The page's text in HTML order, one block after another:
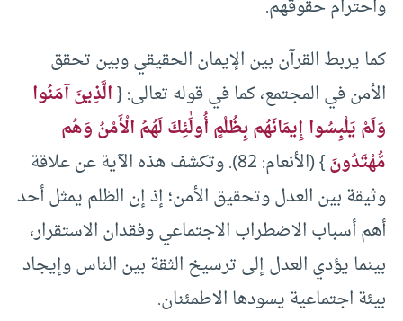
واحترام حقوقهم.
كما يربط القرآن بين الإيمان الحقيقي وبين تحقق
الأمن في المجتمع، كما في قوله تعالى: {الَّذِينَ آمَنُوا
وَلَمْ يَلْبِسُوا إِيمَانَهُم بِظُلْمٍ أُولَٰئِكَ لَهُمُ الْأَمْنُ وَهُم
مُّهْتَدُونَ
} (الأنعام: 82). وتكشف هذه الآية عن علاقة
وثيقة بين العدل وتحقيق الأمن؛ إذ إن الظلم يمثل أحد
أهم أسباب الاضطراب الاجتماعي وفقدان الاستقرار،
بينما يؤدي العدل إلى ترسيخ الثقة بين الناس وإيجاد
بيئة اجتماعية يسودها الاطمئنان.